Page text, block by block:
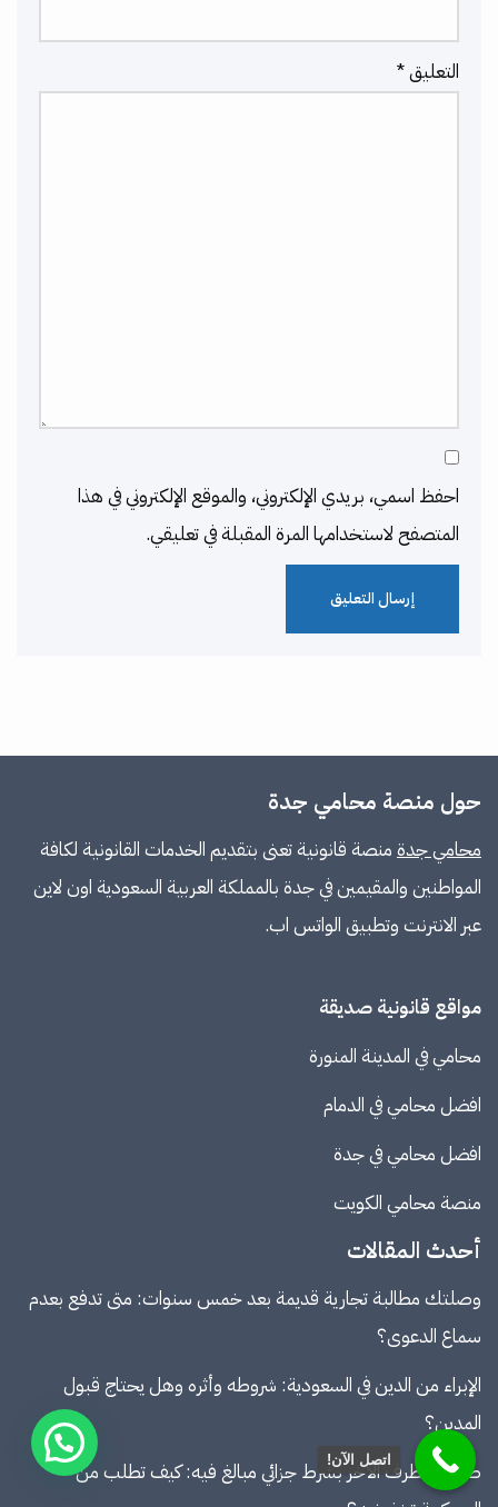
التعليق*
احفظ اسمي، بريدي الإلكتروني، والموقع الإلكتروني في هذا
المتصفح لاستخدامها المرة المقبلة في تعليقي.
حول منصة محامي جدة
محامي جدة منصة قانونية تعنى بتقديم الخدمات القانونية لكافة
المواطنين والمقيمين في جدة بالمملكة العربية السعودية اون لاين
عبر الانترنت وتطبيق الواتس اب.
مواقع قانونية صديقة
محامي في المدينة المنورة
افضل محامي في الدمام
افضل محامي في جدة
منصة محامي الكويت
أحدث المقالات
وصلتك مطالبة تجارية قديمة بعد خمس سنوات: متى تدفع بعدم
سماع الدعوى؟
الإبراء من الدين في السعودية: شروطه وأثره وهل يحتاج قبول
المدين؟
طالبك الطرف الآخر بشرط جزائي مبالغ فيه: كيف تطلب من
اتصل الآن!